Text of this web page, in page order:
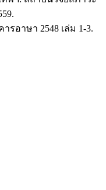
อาษา 2548 เล่ม 1-3.